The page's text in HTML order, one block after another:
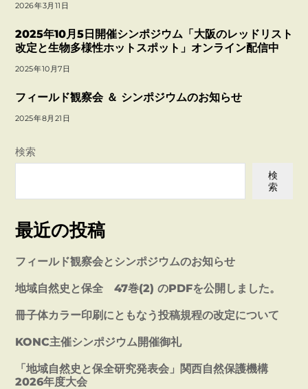
2026年3月11日
2025年10月5日開催シンポジウム「大阪のレッドリスト
改定と生物多様性ホットスポット」オンライン配信中
2025年10月7日
フィールド観察会 ＆ シンポジウムのお知らせ
2025年8月21日
検索
検
索
最近の投稿
フィールド観察会とシンポジウムのお知らせ
地域自然史と保全 47巻(2) のPDFを公開しました。
冊子体カラー印刷にともなう投稿規程の改定について
KONC主催シンポジウム開催御礼
「地域自然史と保全研究発表会」関西自然保護機構
2026年度大会